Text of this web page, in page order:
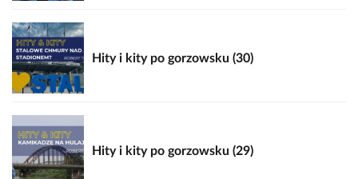
Hity i kity po gorzowsku (30)
Hity i kity po gorzowsku (29)